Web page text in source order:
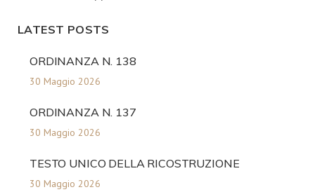
LATEST POSTS
ORDINANZA N. 138
30 Maggio 2026
ORDINANZA N. 137
30 Maggio 2026
TESTO UNICO DELLA RICOSTRUZIONE
30 Maggio 2026